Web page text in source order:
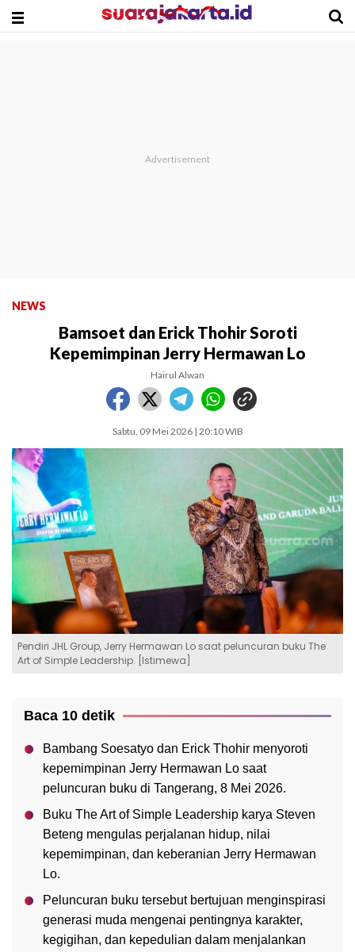
NEWS
Bamsoet dan Erick Thohir Soroti
Kepemimpinan Jerry Hermawan Lo
Hairul Alwan
Sabtu, 09 Mei 2026 | 20:10 WIB
Pendiri JHL Group, Jerry Hermawan Lo saat peluncuran buku The
Art of Simple Leadership. [Istimewa]
Baca 10 detik
Bambang Soesatyo dan Erick Thohir menyoroti
kepemimpinan Jerry Hermawan Lo saat
peluncuran buku di Tangerang, 8 Mei 2026.
Buku The Art of Simple Leadership karya Steven
Beteng mengulas perjalanan hidup, nilai
kepemimpinan, dan keberanian Jerry Hermawan
Lo.
Peluncuran buku tersebut bertujuan menginspirasi
generasi muda mengenai pentingnya karakter,
kegigihan, dan kepedulian dalam menjalankan